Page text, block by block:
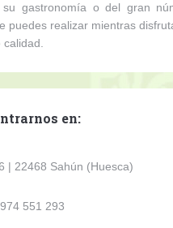
su gastronomía o del gran
puedes realizar mientras
en:
| 22468 Sahún (Huesca)
551 293